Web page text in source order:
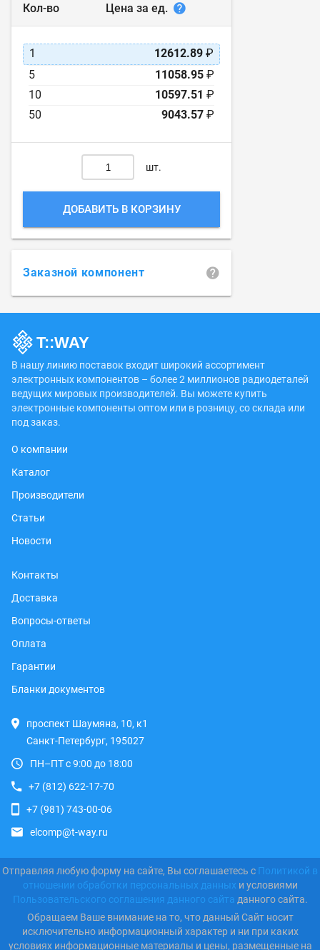
Кол-во Цена за ед.
1 12612.89 ₽
5
11058.95 ₽
10
10597.51 ₽
50
9043.57 ₽
шт.
ДОБАВИТЬ В КОРЗИНУ
Заказной компонент
В нашу линию поставок входит широкий ассортимент
электронных компонентов – более 2 миллионов радиодеталей
ведущих мировых производителей. Вы можете купить
электронные компоненты оптом или в розницу, со склада или
под заказ.
О компании
Каталог
Производители
Статьи
Новости
Контакты
Доставка
Вопросы-ответы
Оплата
Гарантии
Бланки документов
проспект Шаумяна, 10, к1
Санкт-Петербург, 195027
ПН–ПТ с 9:00 до 18:00
+7 (812) 622-17-70
+7 (981) 743-00-06
elcomp@t-way.ru
Отправляя любую форму на сайте, Вы соглашаетесь с Политикой в
отношении обработки персональных данных и условиями
Пользовательского соглашения данного сайта данного сайта.
Обращаем Ваше внимание на то, что данный Сайт носит
исключительно информационный характер и ни при каких
условиях информационные материалы и цены, размещенные на